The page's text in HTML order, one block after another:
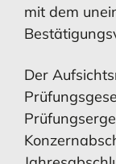
MEHR
MEHR
mit dem
Der
MEHR
MEHR